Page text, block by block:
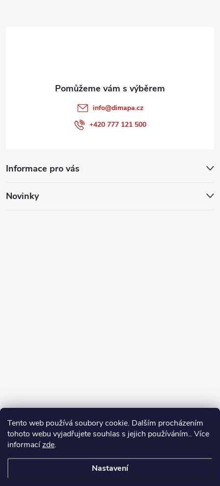
Tento web používá soubory cookie. Dalším procházením
tohoto webu vyjadřujete souhlas s jejich používáním.. Více
informacízde.
Nastavení
Informace pro vás
Novinky
info@dimapa.cz
+420 777 121 500